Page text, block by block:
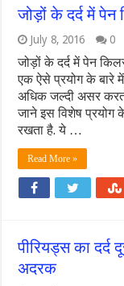
जोड़ों के दर्द में
July 8, 2016 0
जोड़ों के दर्द में पेन
एक ऐसे प्रयोग के बारे
अधिक जल्दी असर
जाने इस विशेष प्रयोग
रखता है. ये …
Read More »
पीरियड्स का
अदरक